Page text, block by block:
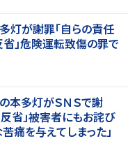
灯が謝罪「自らの責任
」危険運転致傷の罪で
本多灯がＳＮＳで謝
省」被害者にもお詫び
痛を与えてしまった」